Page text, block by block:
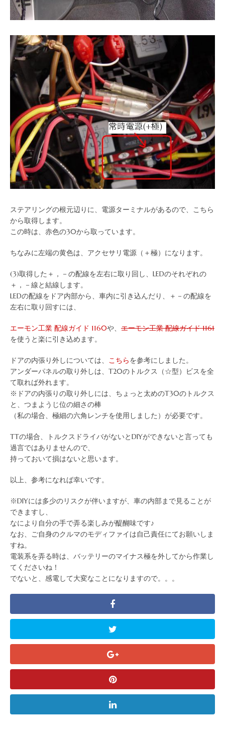
ステアリングの根元辺りに、電源ターミナルがあるので、こちら
から取得します。
この時は、赤色の30から取っています。
ちなみに左端の黄色は、アクセサリ電源（＋極）になります。
(3)取得した＋，－の配線を左右に取り回し、LEDのそれぞれの
＋，－線と結線します。
LEDの配線をドア内部から、車内に引き込んだり、＋－の配線を
左右に取り回すには、
エーモン工業 配線ガイド 1160や、 エーモン工業 配線ガイド 1161
を使うと楽に引き込めます。
ドアの内張り外しについては、 こちらを参考にしました。
アンダーパネルの取り外しは、T20のトルクス（☆型）ビスを全
て取れば外れます。
※ドアの内張りの取り外しには、ちょっと太めのT30のトルクス
と、つまようじ位の細さの棒
（私の場合、極細の六角レンチを使用しました）が必要です。
TTの場合、トルクスドライバがないとDIYができないと言っても
過言ではありませんので、
持っておいて損はないと思います。
以上、参考になれば幸いです。
※DIYには多少のリスクが伴いますが、車の内部まで見ることが
できますし、
なにより自分の手で弄る楽しみが醍醐味です♪
なお、ご自身のクルマのモディファイは自己責任にてお願いしま
すね。
電装系を弄る時は、バッテリーのマイナス極を外してから作業し
てくださいね！
でないと、感電して大変なことになりますので。。。